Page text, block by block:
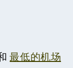
最低的机场